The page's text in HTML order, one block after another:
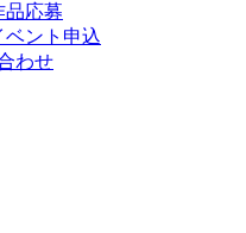
品応募
ベント申込
わせ